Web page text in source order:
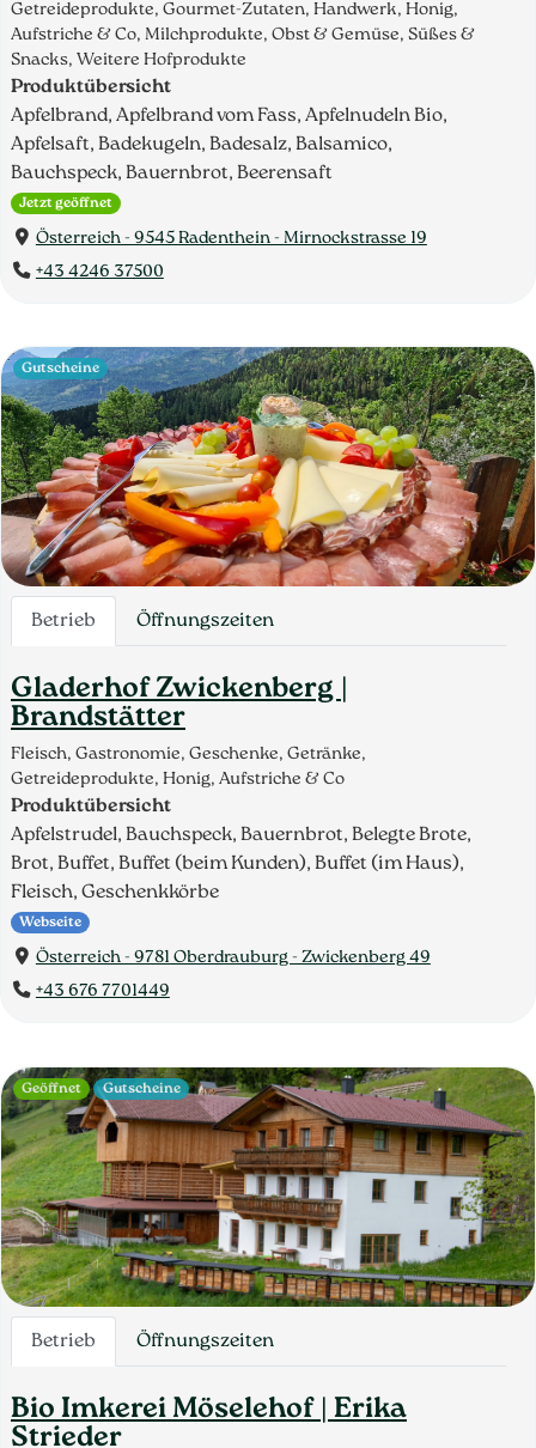
Getreideprodukte, Gourmet-Zutaten, Handwerk, Honig,
Aufstriche & Co, Milchprodukte, Obst & Gemüse, Süßes &
Snacks, Weitere Hofprodukte
Produktübersicht
Apfelbrand, Apfelbrand vom Fass, Apfelnudeln Bio,
Apfelsaft, Badekugeln, Badesalz, Balsamico,
Bauchspeck, Bauernbrot, Beerensaft
Jetzt geöffnet
Österreich - 9545 Radenthein - Mirnockstrasse 19
+43 4246 37500
Betrieb Öffnungszeiten
Gladerhof Zwickenberg |
Brandstätter
Fleisch, Gastronomie, Geschenke, Getränke,
Getreideprodukte, Honig, Aufstriche & Co
Produktübersicht
Apfelstrudel, Bauchspeck, Bauernbrot, Belegte Brote,
Brot, Buffet, Buffet (beim Kunden), Buffet (im Haus),
Fleisch, Geschenkkörbe
Webseite
Österreich - 9781 Oberdrauburg - Zwickenberg 49
+43 676 7701449
Gutscheine
Betrieb Öffnungszeiten
Bio Imkerei Möselehof | Erika
Strieder
Geöffnet Gutscheine